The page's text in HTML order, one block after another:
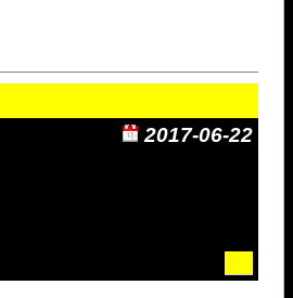
2017-06-22